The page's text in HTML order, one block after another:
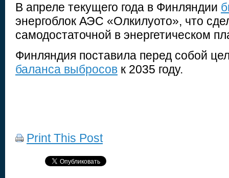
В апреле текущего года в Финляндии
энергоблок АЭС «Олкилуото», что
самодостаточной в энергетическом
Финляндия поставила перед собой
баланса выбросов к 2035 году.
Print This Post